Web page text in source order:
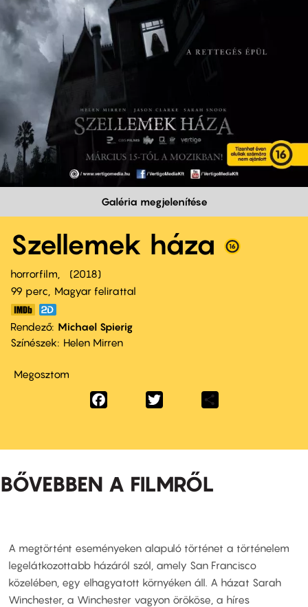
Galéria megjelenítése
Szellemek háza
horrorfilm
2018
99 perc,
Magyar felirattal
Rendező Michael Spierig
Színészek
Helen Mirren
Megosztom
Facebook
BŐVEBBEN A FILMRŐL
A megtörtént eseményeken alapuló történet a történelem
legelátkozottabb házáról szól, amely San Francisco
közelében, egy elhagyatott környéken áll. A házat Sarah
Winchester, a Winchester vagyon örököse, a híres